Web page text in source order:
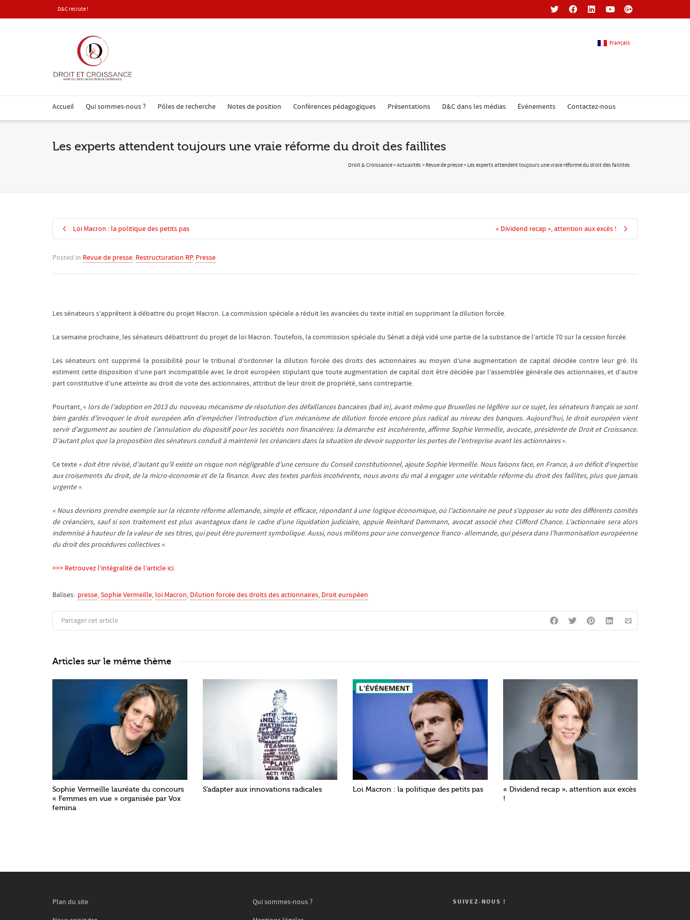
D&C recrute !
Français
Anglais
Accueil Qui sommes-nous ? Pôles de recherche Notes de position Conférences pédagogiques Présentations D&C dans les médias Événements Contactez-nous
Les experts attendent toujours une vraie réforme du droit des faillites
Droit & Croissance>Actualités> Revue de presse> Les experts attendent toujours une vraie réforme du droit des faillites
Loi Macron : la politique des petits pas « Dividend recap », attention aux excès !
Posted in Revue de presse, Restructuration RP, Presse
Les sénateurs s’apprêtent à débattre du projet Macron. La commission spéciale a réduit les avancées du texte initial en supprimant la dilution forcée.
La semaine prochaine, les sénateurs débattront du projet de loi Macron. Toutefois, la commission spéciale du Sénat a déjà vidé une partie de la substance de l’article 70 sur la cession forcée.
Les sénateurs ont supprimé la possibilité pour le tribunal d’ordonner la dilution forcée des droits des actionnaires au moyen d’une augmentation de capital décidée contre leur gré. Ils
estiment cette disposition d’une part incompatible avec le droit européen stipulant que toute augmentation de capital doit être décidée par l’assemblée générale des actionnaires, et d’autre
part constitutive d’une atteinte au droit de vote des actionnaires, attribut de leur droit de propriété, sans contrepartie.
Pourtant, « lors de l’adoption en 2013 du nouveau mécanisme de résolution des défaillances bancaires (bail in), avant même que Bruxelles ne légifère sur ce sujet, les sénateurs français se sont
bien gardés d’invoquer le droit européen afin d’empêcher l’introduction d’un mécanisme de dilution forcée encore plus radical au niveau des banques. Aujourd’hui, le droit européen vient
servir d’argument au soutien de l’annulation du dispositif pour les sociétés non financières: la démarche est incohérente, affirme Sophie Vermeille, avocate, présidente de Droit et Croissance.
D’autant plus que la proposition des sénateurs conduit à maintenir les créanciers dans la situation de devoir supporter les pertes de l’entreprise avant les actionnaires».
Ce texte « doit être révisé, d’autant qu’il existe un risque non négligeable d’une censure du Conseil constitutionnel, ajoute Sophie Vermeille. Nous faisons face, en France, à un déficit d’expertise
aux croisements du droit, de la micro-économie et de la finance. Avec des textes parfois incohérents, nous avons du mal à engager une véritable réforme du droit des faillites, plus que jamais
urgente ».
« Nous devrions prendre exemple sur la récente réforme allemande, simple et efficace, répondant à une logique économique, où l’actionnaire ne peut s’opposer au vote des différents comités
de créanciers, sauf si son traitement est plus avantageux dans le cadre d’une liquidation judiciaire, appuie Reinhard Dammann, avocat associé chez Clifford Chance. L’actionnaire sera alors
indemnisé à hauteur de la valeur de ses titres, qui peut être purement symbolique. Aussi, nous militons pour une convergence franco- allemande, qui pèsera dans l’harmonisation européenne
du droit des procédures collectives ».
>>> Retrouvez l’intégralité de l’article ici.
Balises: presse,Sophie Vermeille, loi Macron, Dilution forcée des droits des actionnaires, Droit européen
Partager cet article
Articles sur le même thème
Sophie Vermeille lauréate du concours
« Femmes en vue » organisée par Vox
femina
S’adapter aux innovations radicales Loi Macron : la politique des petits pas
« Dividend recap », attention aux excès
!
Plan du site
Qui sommes-nous ?
SUIVEZ-NOUS !